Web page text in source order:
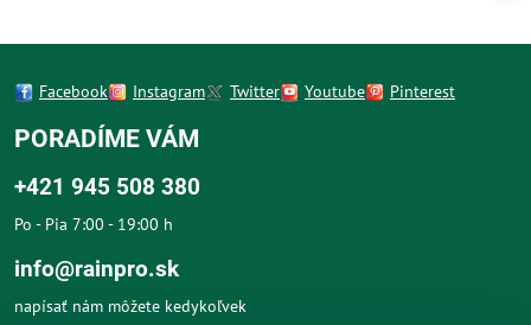
Facebook Instagram Twitter Youtube Pinterest
PORADÍME VÁM
+421 945 508 380
Po - Pia 7:00 - 19:00 h
info@rainpro.sk
napísať nám môžete kedykoľvek